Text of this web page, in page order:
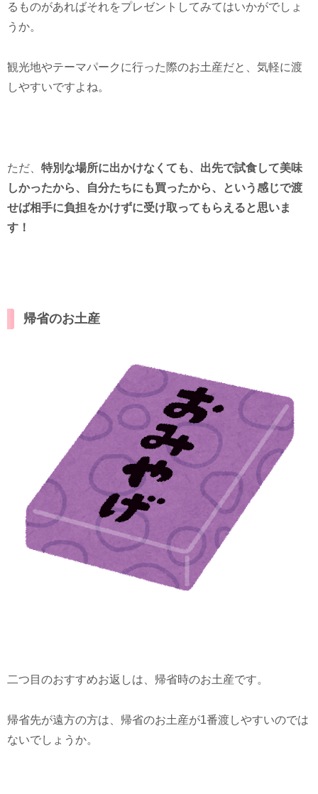
るものがあればそれをプレゼントしてみてはいかがでしょ
うか。
観光地やテーマパークに行った際のお土産だと、気軽に渡
しやすいですよね。
ただ、 特別な場所に出かけなくても、出先で試食して美味
しかったから、自分たちにも買ったから、という感じで渡
せば相手に負担をかけずに受け取ってもらえると思いま
す！
帰省のお土産
二つ目のおすすめお返しは、帰省時のお土産です。
帰省先が遠方の方は、帰省のお土産が1番渡しやすいのでは
ないでしょうか。